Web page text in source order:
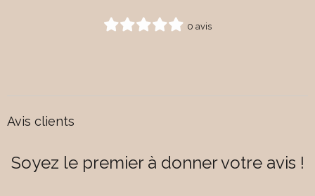
0 avis
Avis clients
Soyez le premier à donner votre avis !